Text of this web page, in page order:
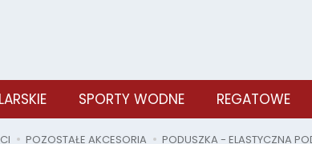
SPORTY WODNE REGATOWE
POZOSTAŁE AKCESORIA PODUSZKA - ELASTYCZNA